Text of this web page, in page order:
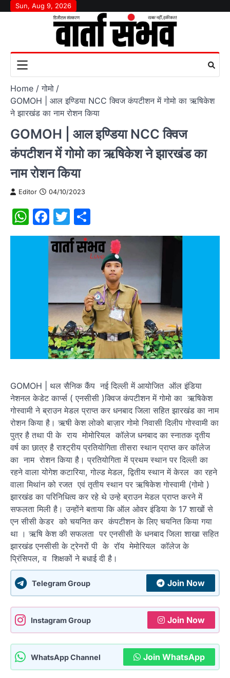
SkipSun, Aug 9, 2026
Home
गोमो
GOMOH | आल इण्डिया NCC क्विज कंपटीशन में गोमो का ऋषिकेश
ने झारखंड का नाम रोशन किया
GOMOH | आल इण्डिया NCC क्विज
कंपटीशन में गोमो का ऋषिकेश ने झारखंड का
नाम रोशन किया
Editor 04/10/2023
WhatsApp
Facebook
Twitter
GOMOH | थल सैनिक कैंप नई दिल्ली में आयोजित ऑल इंडिया
नेशनल केडेट कार्प्स ( एनसीसी )क्विज कंपटीशन में गोमो का ऋषिकेश
गोस्वामी ने ब्राउन मेडल प्राप्त कर धनबाद जिला सहित झारखंड का नाम
रोशन किया है। ऋषी केश लोको बाज़ार गोमो निवासी दिलीप गोस्वामी का
पुत्र है तथा पी के राय मोमोरियल कॉलेज धनबाद का स्नातक दृतीय
वर्ष का छात्र है राश्ट्रीय प्रतियोगिता तीसरा स्थान प्राप्त कर कॉलेज
का नाम रोशन किया है। प्रतियोगिता में प्रथम स्थान पर दिल्ली का
रहने वाला योगेश कटारिया, गोल्ड मेडल, द्वितीय स्थान में केरल का रहने
वाला मिथांन को रजत एवं तृतीय स्थान पर ऋषिकेश गोस्वामी (गोमो )
झारखंड का परिनिधित्व कर रहे थे उन्हे ब्राउन मेडल प्राप्त करने में
सफलता मिली है। उन्होंने बताया कि ऑल ओवर इंडिया के 17 शाखों से
एन सीसी केडर को चयनित कर कंपटीशन के लिए चयनित किया गया
था । ऋषि केश की सफलता पर एनसीसी के धनबाद जिला शाखा सहित
झारखंड एनसीसी के ट्रेनरों पी के रॉय मेमोरियल कॉलेज के
प्रिंसिपल, व शिक्षकों ने बधाई दी है।
Telegram Group Join Now
Instagram Group Join Now
WhatsApp Channel Join WhatsApp